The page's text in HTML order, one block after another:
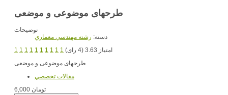
طرحهای موضوعی و موضعی
توضیحات
دسته: رشته مهندسي معماري
1 1 1 1 1 1 1 1 1 1
امتیاز 3.63 (4 رای)
طرحهای موضوعی و موضعی
مقالات تخصصي
6,000 تومان